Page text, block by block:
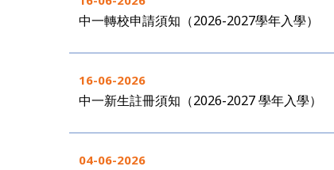
中一轉校申請須知（2026-2027學年入學）
16-06-2026
中一新生註冊須知（2026-2027 學年入學）
04-06-2026